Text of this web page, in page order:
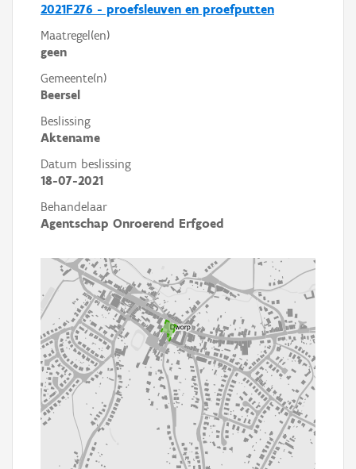
2021F276 - proefsleuven en proefputten
Maatregel(en)
geen
Gemeente(n)
Beersel
Beslissing
Aktename
Datum beslissing
18-07-2021
Behandelaar
Agentschap Onroerend Erfgoed